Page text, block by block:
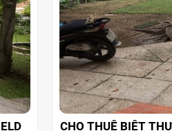
CHO THUÊ BIỆT
thuê nhà quận 9 KDC Đông
nhà mới dt 200m2 giá rẻ
25 triệu/tháng